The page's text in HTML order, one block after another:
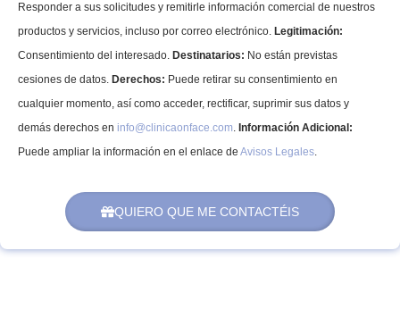
Responder a sus solicitudes y remitirle información comercial de nuestros
productos y servicios, incluso por correo electrónico. Legitimación:
Consentimiento del interesado. Destinatarios: No están previstas
cesiones de datos. Derechos: Puede retirar su consentimiento en
cualquier momento, así como acceder, rectificar, suprimir sus datos y
demás derechos en info@clinicaonface.com. Información Adicional:
Puede ampliar la información en el enlace de Avisos Legales.
QUIERO QUE ME CONTACTÉIS